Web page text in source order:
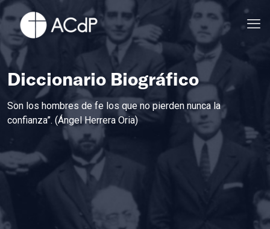
Diccionario Biográfico
Son los hombres de fe los que no pierden nunca la
confianza”. (Ángel Herrera Oria)